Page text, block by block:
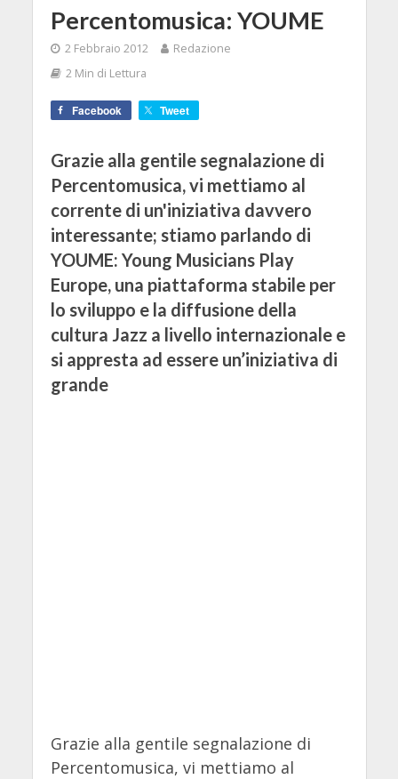
Percentomusica: YOUME
2 Febbraio 2012
Redazione
2 Min di Lettura
Facebook Tweet
Grazie alla gentile segnalazione di
Percentomusica, vi mettiamo al
corrente di un'iniziativa davvero
interessante; stiamo parlando di
YOUME: Young Musicians Play
Europe, una piattaforma stabile per
lo sviluppo e la diffusione della
cultura Jazz a livello internazionale e
si appresta ad essere un’iniziativa di
grande
Grazie alla gentile segnalazione di
Percentomusica, vi mettiamo al